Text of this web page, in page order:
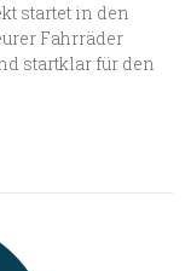
startet in den
Fahrräder
startklar für den